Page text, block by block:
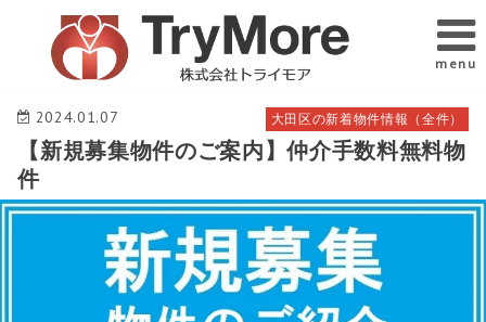
menu
大田区の新着物件情報（全件）
2024.01.07
【新規募集物件のご案内】仲介手数料無料物
件